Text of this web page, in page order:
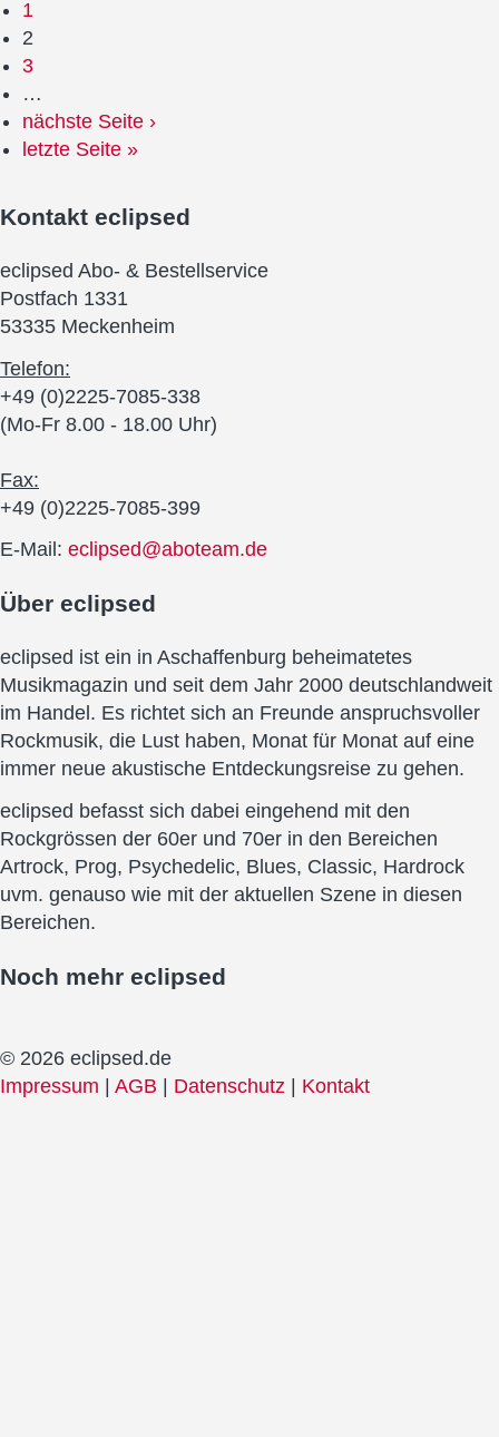
1
2
3
…
nächste Seite ›
letzte Seite »
Kontakt eclipsed
eclipsed Abo- & Bestellservice
Postfach 1331
53335 Meckenheim
Telefon:
+49 (0)2225-7085-338
(Mo-Fr 8.00 - 18.00 Uhr)
Fax:
+49 (0)2225-7085-399
E-Mail: eclipsed@aboteam.de
Über eclipsed
eclipsed ist ein in Aschaffenburg beheimatetes
Musikmagazin und seit dem Jahr 2000 deutschlandweit
im Handel. Es richtet sich an Freunde anspruchsvoller
Rockmusik, die Lust haben, Monat für Monat auf eine
immer neue akustische Entdeckungsreise zu gehen.
eclipsed befasst sich dabei eingehend mit den
Rockgrössen der 60er und 70er in den Bereichen
Artrock, Prog, Psychedelic, Blues, Classic, Hardrock
uvm. genauso wie mit der aktuellen Szene in diesen
Bereichen.
Noch mehr eclipsed
© 2026 eclipsed.de
Impressum | AGB | Datenschutz | Kontakt